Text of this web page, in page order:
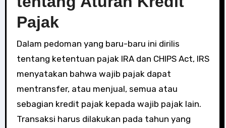
Pajak
Dalam pedoman yang baru-baru ini dirilis
tentang ketentuan pajak IRA dan CHIPS Act, IRS
menyatakan bahwa wajib pajak dapat
mentransfer, atau menjual, semua atau
sebagian kredit pajak kepada wajib pajak lain.
Transaksi harus dilakukan pada tahun yang